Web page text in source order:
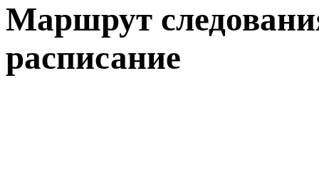
Маршрут
расписание